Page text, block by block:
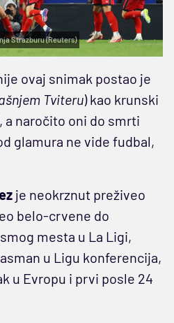
Strazburu (Reuters)
ovaj snimak postao je
Tviteru) kao krunski
a naročito oni do smrti
glamura ne vide fudbal,
je neokrznut preživeo
belo-crvene do
mesta u La Ligi,
u Ligu konferencija,
u Evropu i prvi posle 24